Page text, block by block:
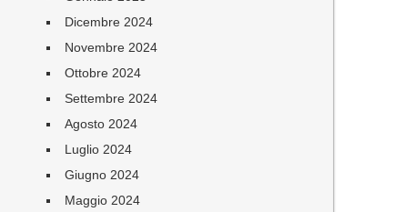
Dicembre 2024
Novembre 2024
Ottobre 2024
Settembre 2024
Agosto 2024
Luglio 2024
Giugno 2024
Maggio 2024